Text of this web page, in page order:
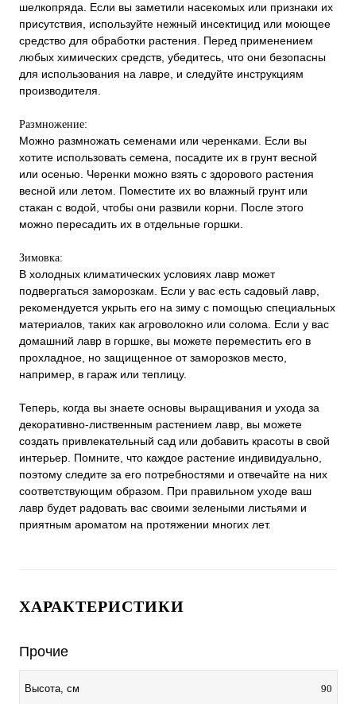
шелкопряда. Если вы заметили насекомых или признаки их
присутствия, используйте нежный инсектицид или моющее
средство для обработки растения. Перед применением
любых химических средств, убедитесь, что они безопасны
для использования на лавре, и следуйте инструкциям
производителя.
Размножение:
Можно размножать семенами или черенками. Если вы
хотите использовать семена, посадите их в грунт весной
или осенью. Черенки можно взять с здорового растения
весной или летом. Поместите их во влажный грунт или
стакан с водой, чтобы они развили корни. После этого
можно пересадить их в отдельные горшки.
Зимовка:
В холодных климатических условиях лавр может
подвергаться заморозкам. Если у вас есть садовый лавр,
рекомендуется укрыть его на зиму с помощью специальных
материалов, таких как агроволокно или солома. Если у вас
домашний лавр в горшке, вы можете переместить его в
прохладное, но защищенное от заморозков место,
например, в гараж или теплицу.
Теперь, когда вы знаете основы выращивания и ухода за
декоративно-лиственным растением лавр, вы можете
создать привлекательный сад или добавить красоты в свой
интерьер. Помните, что каждое растение индивидуально,
поэтому следите за его потребностями и отвечайте на них
соответствующим образом. При правильном уходе ваш
лавр будет радовать вас своими зелеными листьями и
приятным ароматом на протяжении многих лет.
ХАРАКТЕРИСТИКИ
Прочие
Высота, см 90